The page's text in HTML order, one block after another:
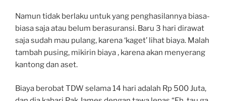
Namun tidak berlaku untuk yang penghasilannya biasa-
biasa saja atau belum berasuransi. Baru 3 hari dirawat
saja sudah mau pulang, karena ‘kaget’ lihat biaya. Malah
tambah pusing, mikirin biaya , karena akan menyerang
kantong dan aset.
Biaya berobat TDW selama 14 hari adalah Rp 500 Juta,